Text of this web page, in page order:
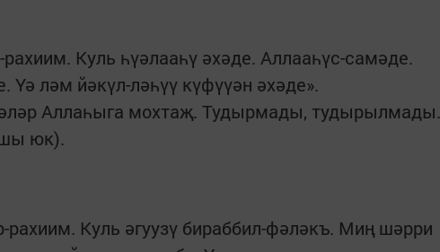
Куль һүәлааһү әхәде. Аллааһүс-самәде.
Үә ләм йәкүл-ләһүү күфүүән әхәде».
Аллаһыга мохтаҗ. Тудырмады, тудырылмады.
юк).
рахиим. Куль әгуузү бираббил-фәләкъ. Миң шәрри